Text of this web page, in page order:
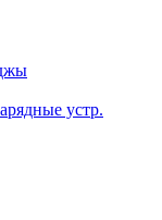
устр.